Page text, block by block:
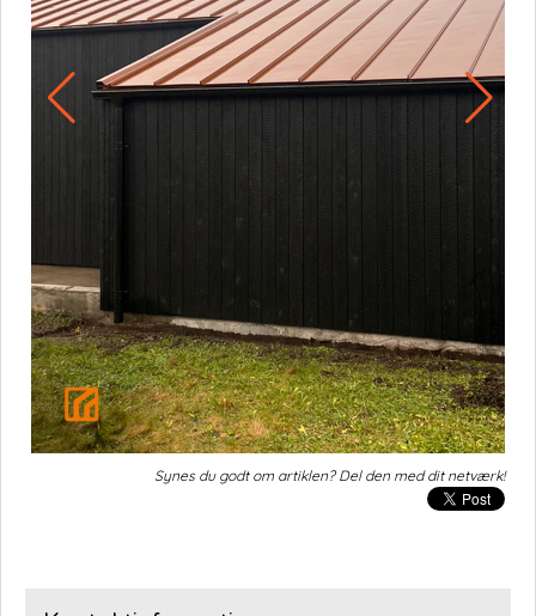
Synes du godt om artiklen? Del den med dit netværk!